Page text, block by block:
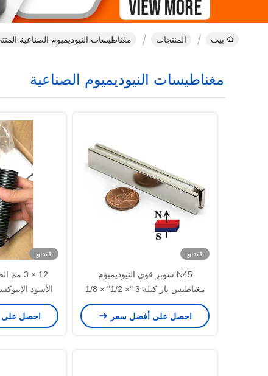
بيت المنتجات مغناطيسات النيوديميوم الصناعية
مغناطيسات النيوديميوم الصناعية
فيديو
N45 سوبر قوي النيوديميوم
مغناطيس بار كتلة 3 "× 1/2" × 1/8
"بوصة كبيرة الحجم
احصل على أفضل سعر
فيديو
12 × 3
احصل